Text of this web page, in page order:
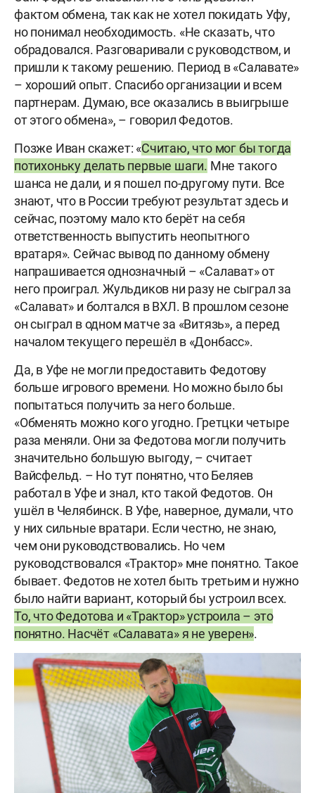
фактом обмена, так как не хотел покидать Уфу,
но понимал необходимость. «Не сказать, что
обрадовался. Разговаривали с руководством, и
пришли к такому решению. Период в «Салавате»
– хороший опыт. Спасибо организации и всем
партнерам. Думаю, все оказались в выигрыше
от этого обмена», – говорил Федотов.
Позже Иван скажет: «Считаю, что мог бы тогда
потихоньку делать первые шаги. Мне такого
шанса не дали, и я пошел по-другому пути. Все
знают, что в России требуют результат здесь и
сейчас, поэтому мало кто берёт на себя
ответственность выпустить неопытного
вратаря». Сейчас вывод по данному обмену
напрашивается однозначный – «Салават» от
него проиграл. Жульдиков ни разу не сыграл за
«Салават» и болтался в ВХЛ. В прошлом сезоне
он сыграл в одном матче за «Витязь», а перед
началом текущего перешёл в «Донбасс».
Да, в Уфе не могли предоставить Федотову
больше игрового времени. Но можно было бы
попытаться получить за него больше.
«Обменять можно кого угодно. Гретцки четыре
раза меняли. Они за Федотова могли получить
значительно большую выгоду, – считает
Вайсфельд. – Но тут понятно, что Беляев
работал в Уфе и знал, кто такой Федотов. Он
ушёл в Челябинск. В Уфе, наверное, думали, что
у них сильные вратари. Если честно, не знаю,
чем они руководствовались. Но чем
руководствовался «Трактор» мне понятно. Такое
бывает. Федотов не хотел быть третьим и нужно
было найти вариант, который бы устроил всех.
То, что Федотова и «Трактор» устроила – это
понятно. Насчёт «Салавата» я не уверен».